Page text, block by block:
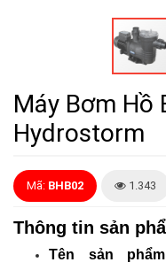
Máy Bơm Hồ
Hydrostorm
Mã: BHB02 1.343
Thông tin sản
Tên sản